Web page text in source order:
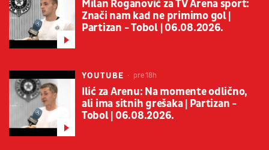
Milan Roganović za TV Arena sport:
Znači nam kad ne primimo gol |
Partizan - Tobol | 06.08.2026.
YOUTUBE pre 18h
Ilić za Arenu: Na momente odlično,
ali ima sitnih grešaka | Partizan -
Tobol | 06.08.2026.